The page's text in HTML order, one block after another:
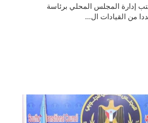
إدارة المجلس المحلي برئاسة
من القيادات ال...